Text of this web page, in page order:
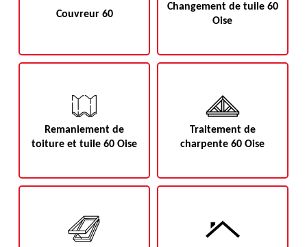
Couvreur 60
Changement de tuile 60
Oise
Remaniement de
toiture et tuile 60 Oise
Traitement de
charpente 60 Oise